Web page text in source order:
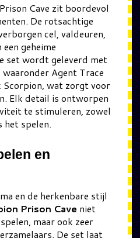
Cave zit boordevol
De rotsachtige
cel, valdeuren,
geheime
set wordt geleverd met
Agent Trace
Scorpion, wat zorgt voor
Elk detail is ontworpen
te stimuleren, zowel
het spelen.
en
en de herkenbare stijl
Prison Cave niet
maar ook zeer
De set laat